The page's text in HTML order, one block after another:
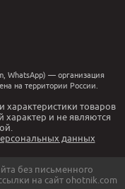
WhatsApp) — организация
на территории России.
товаров
и не являются
данных
без письменного
на сайт ohotnik.com